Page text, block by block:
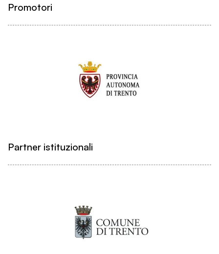
Promotori
Partner istituzionali